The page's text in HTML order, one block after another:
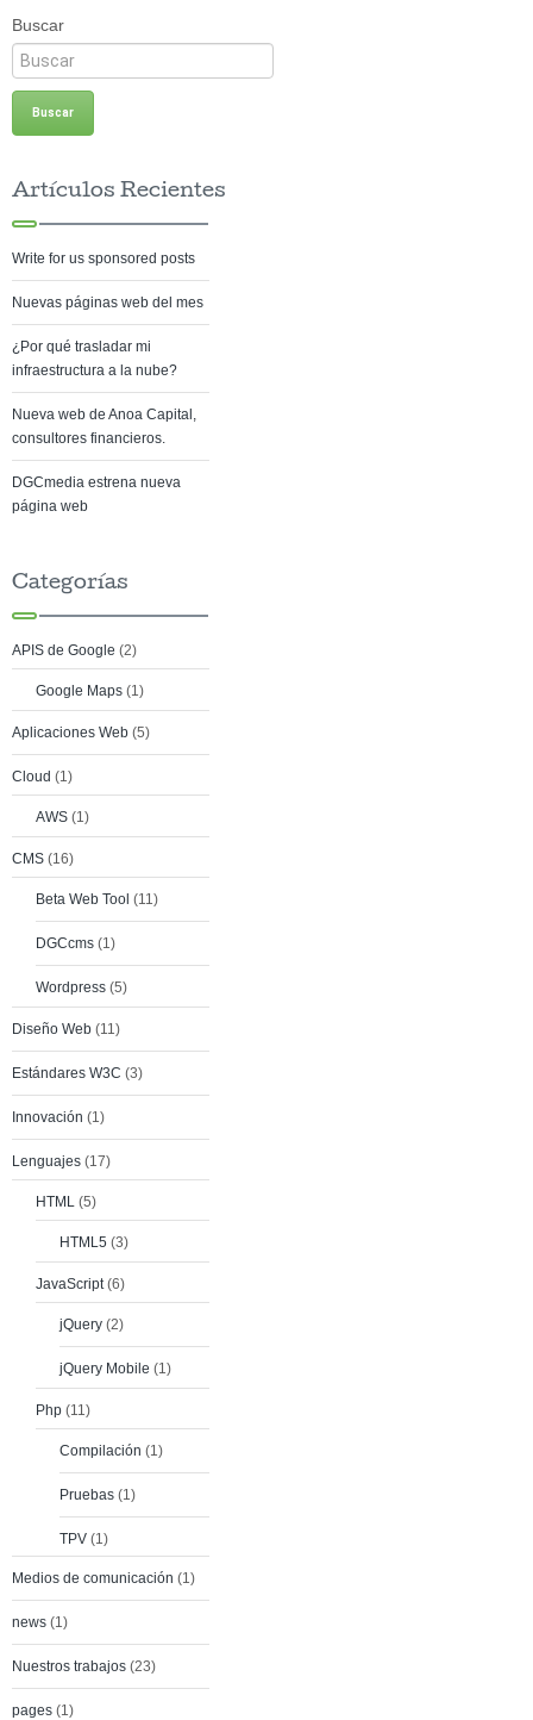
Buscar
Artículos Recientes
Write for us sponsored posts
Nuevas páginas web del mes
¿Por qué trasladar mi
infraestructura a la nube?
Nueva web de Anoa Capital,
consultores financieros.
DGCmedia estrena nueva
página web
Categorías
APIS de Google (2)
Google Maps (1)
Aplicaciones Web (5)
Cloud (1)
AWS (1)
CMS (16)
Beta Web Tool (11)
DGCcms (1)
Wordpress (5)
Diseño Web (11)
Estándares W3C (3)
Innovación (1)
Lenguajes (17)
HTML (5)
HTML5 (3)
JavaScript(6)
jQuery (2)
jQuery Mobile (1)
Php (11)
Compilación (1)
Pruebas (1)
TPV (1)
Medios de comunicación (1)
news (1)
Nuestros trabajos (23)
pages (1)